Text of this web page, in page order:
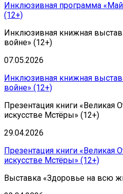
Инклюзивная программа
(12+)
Инклюзивная книжная
войне» (12+)
07.05.2026
Инклюзивная книжная
войне» (12+)
Презентация книги «Великая
искусстве Мстёры» (12+)
29.04.2026
Презентация книги «Великая
искусстве Мстёры» (12+)
Выставка «Здоровье на всю